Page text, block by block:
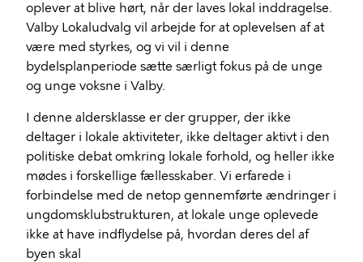
oplever at blive hørt, når der laves lokal inddragelse.
Valby Lokaludvalg vil arbejde for at oplevelsen af at
være med styrkes, og vi vil i denne
bydelsplanperiode sætte særligt fokus på de unge
og unge voksne i Valby.
I denne aldersklasse er der grupper, der ikke
deltager i lokale aktiviteter, ikke deltager aktivt i den
politiske debat omkring lokale forhold, og heller ikke
mødes i forskellige fællesskaber. Vi erfarede i
forbindelse med de netop gennemførte ændringer i
ungdomsklubstrukturen, at lokale unge oplevede
ikke at have indflydelse på, hvordan deres del af
byen skal